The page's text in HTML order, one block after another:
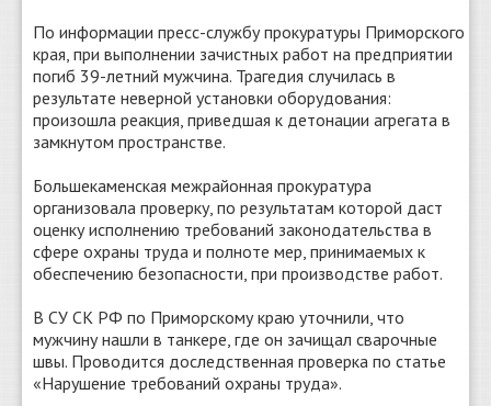
По информации пресс-службу прокуратуры Приморского
края, при выполнении зачистных работ на предприятии
погиб 39-летний мужчина. Трагедия случилась в
результате неверной установки оборудования:
произошла реакция, приведшая к детонации агрегата в
замкнутом пространстве.
Большекаменская межрайонная прокуратура
организовала проверку, по результатам которой даст
оценку исполнению требований законодательства в
сфере охраны труда и полноте мер, принимаемых к
обеспечению безопасности, при производстве работ.
В СУ СК РФ по Приморскому краю уточнили, что
мужчину нашли в танкере, где он зачищал сварочные
швы. Проводится доследственная проверка по статье
«Нарушение требований охраны труда».